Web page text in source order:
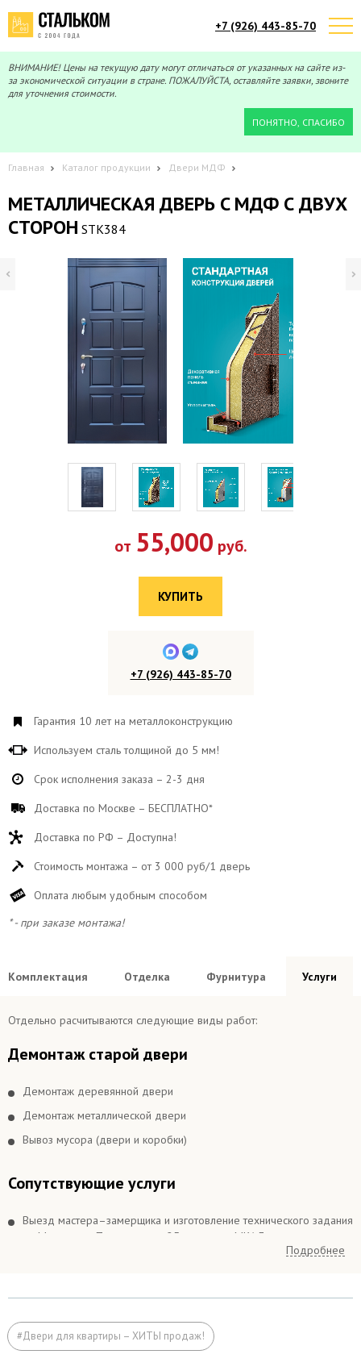
+7 (926) 443-85-70
ВНИМАНИЕ! Цены на текущую дату могут отличаться от указанных на сайте из-
за экономической ситуации в стране. ПОЖАЛУЙСТА, оставляйте заявки, звоните
для уточнения стоимости.
ПОНЯТНО, СПАСИБО
Главная Каталог продукции Двери МДФ
МЕТАЛЛИЧЕСКАЯ ДВЕРЬ C МДФ С ДВУХ
СТОРОН STK384
от 55,000 руб.
КУПИТЬ
+7 (926) 443-85-70
Гарантия 10 лет на металлоконструкцию
Используем сталь толщиной до 5 мм!
Срок исполнения заказа – 2-3 дня
Доставка по Москве – БЕСПЛАТНО*
Доставка по РФ – Доступна!
Стоимость монтажа – от 3 000 руб/1 дверь
Оплата любым удобным способом
* - при заказе монтажа!
Комплектация Отделка Фурнитура Услуги
Отдельно расчитываются следующие виды работ:
Демонтаж старой двери
Демонтаж деревянной двери
Демонтаж металлической двери
Вывоз мусора (двери и коробки)
Сопутствующие услуги
Выезд мастера–замерщика и изготовление технического задания
по Москве и в Подмосковье 25 км вокруг МКАДа
Выезд мастера–замерщика и изготовление технического задания
Подъём на этаж (если дверь не проходит по размеру в лифт)
Расширение дверного проема
Подробнее
#Двери для квартиры – ХИТЫ продаж!
Telegram
Max